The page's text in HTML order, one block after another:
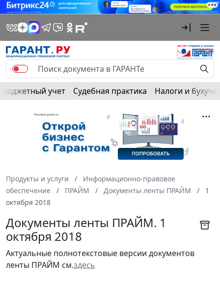
Бюджетный учет Судебная практика Налоги и
Продукты и услуги
Информационно-правовое
обеспечение
ПРАЙМ Документы ленты ПРАЙМ
1
октября 2018
Документы ленты ПРАЙМ. 1
октября 2018
Актуальные полнотекстовые версии документов
ленты ПРАЙМ см.здесь